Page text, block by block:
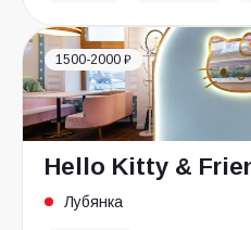
1500-2000 ₽
Hello Kitty &
Лубянка